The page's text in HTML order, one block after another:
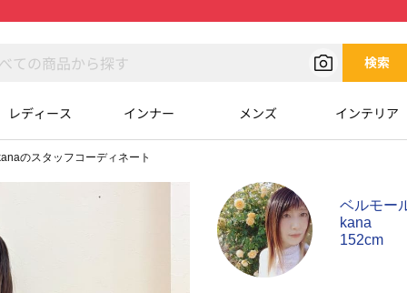
検索
レディース インナー メンズ インテリア
のスタッフコーディネート
ベルモー
kana
152cm